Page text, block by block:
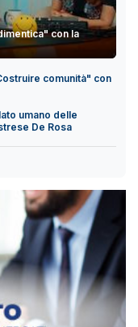
con la
comunità" con
umano delle
De Rosa